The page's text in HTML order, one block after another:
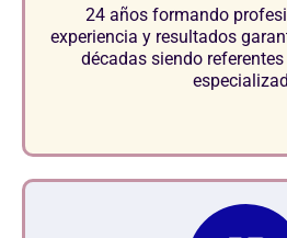
24 años formando
experiencia y resultados
décadas siendo